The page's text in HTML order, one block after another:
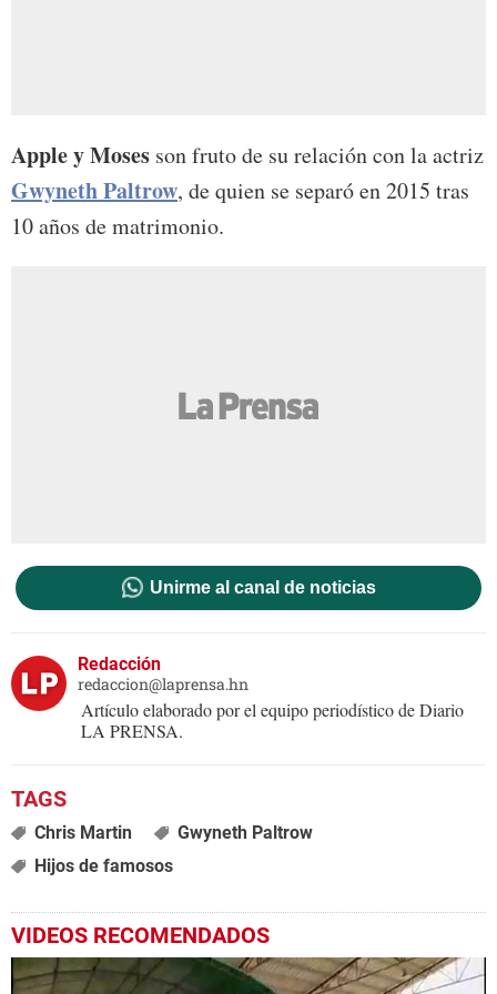
Apple y Moses son fruto de su relación con la actriz
Gwyneth Paltrow, de quien se separó en 2015 tras
10 años de matrimonio.
Unirme al canal de noticias
Redacción
redaccion@laprensa.hn
Artículo elaborado por el equipo periodístico de Diario
LA PRENSA.
Chris Martin
Gwyneth Paltrow
Hijos de famosos
VIDEOS RECOMENDADOS